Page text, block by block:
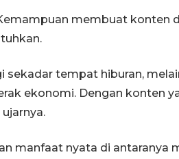
membuat konten
sekadar tempat hiburan,
ekonomi. Dengan konten
manfaat nyata di antaranya